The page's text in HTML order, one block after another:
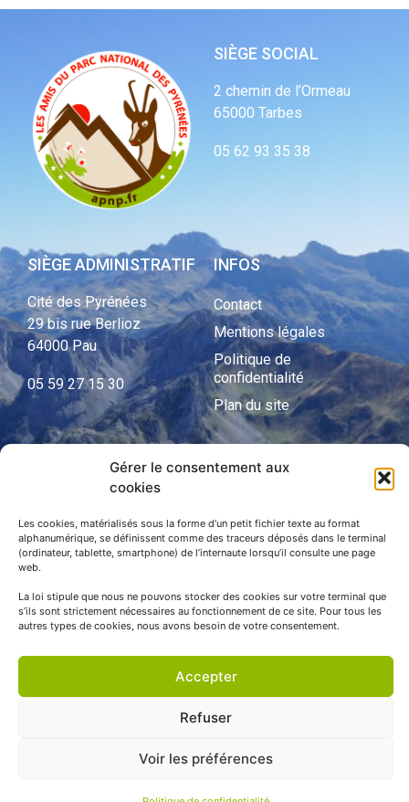
Gérer le consentement aux
cookies
Les cookies, matérialisés sous la forme d’un petit fichier texte au format
alphanumérique, se définissent comme des traceurs déposés dans le terminal
(ordinateur, tablette, smartphone) de l’internaute lorsqu’il consulte une page
web.
La loi stipule que nous ne pouvons stocker des cookies sur votre terminal que
s’ils sont strictement nécessaires au fonctionnement de ce site. Pour tous les
autres types de cookies, nous avons besoin de votre consentement.
Accepter
Refuser
Voir les préférences
SIÈGE SOCIAL
2 chemin de l’Ormeau
65000 Tarbes
05 62 93 35 38
SIÈGE ADMINISTRATIF
Cité des Pyrénées
29 bis rue Berlioz
64000 Pau
05 59 27 15 30
INFOS
Contact
Mentions légales
Politique de
confidentialité
Plan du site
Parc national des Pyrénées
© APNP Copyright Tous droits réservés © 1970 - 2023 | Une
réalisation Happiness -Agence de communication